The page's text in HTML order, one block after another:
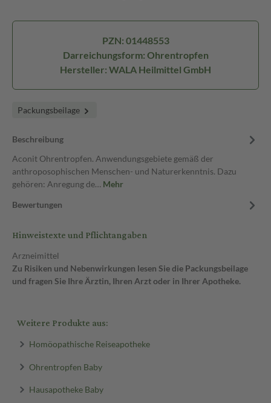
PZN: 01448553
Darreichungsform: Ohrentropfen
Hersteller: WALA Heilmittel GmbH
Packungsbeilage
Beschreibung
Aconit Ohrentropfen. Anwendungsgebiete gemäß der
anthroposophischen Menschen- und Naturerkenntnis. Dazu
gehören: Anregung de… Mehr
Bewertungen
Hinweistexte und Pflichtangaben
Arzneimittel
Zu Risiken und Nebenwirkungen lesen Sie die Packungsbeilage
und fragen Sie Ihre Ärztin, Ihren Arzt oder in Ihrer Apotheke.
Weitere Produkte aus:
Homöopathische Reiseapotheke
Ohrentropfen Baby
Hausapotheke Baby